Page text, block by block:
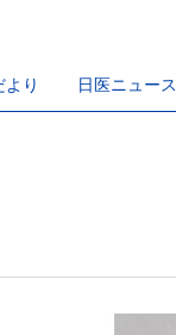
より 日医ニュース